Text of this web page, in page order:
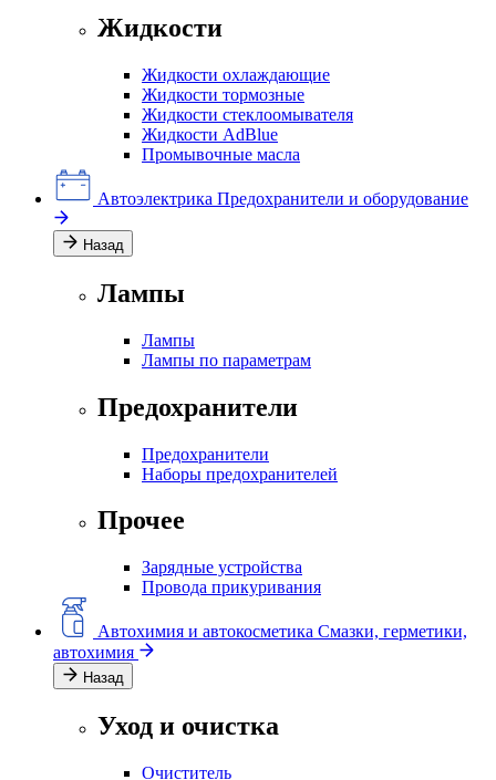
Жидкости
Жидкости охлаждающие
Жидкости тормозные
Жидкости стеклоомывателя
Жидкости AdBlue
Промывочные масла
Автоэлектрика Предохранители и оборудование
Назад
Лампы
Лампы
Лампы по параметрам
Предохранители
Предохранители
Наборы предохранителей
Прочее
Зарядные устройства
Провода прикуривания
Автохимия и автокосметика Смазки, герметики,
автохимия
Назад
Уход и очистка
Очиститель